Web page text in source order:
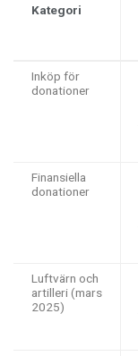
Kategori
Inköp för
donationer
Finansiella
donationer
Luftvärn och
artilleri (mars
2025)